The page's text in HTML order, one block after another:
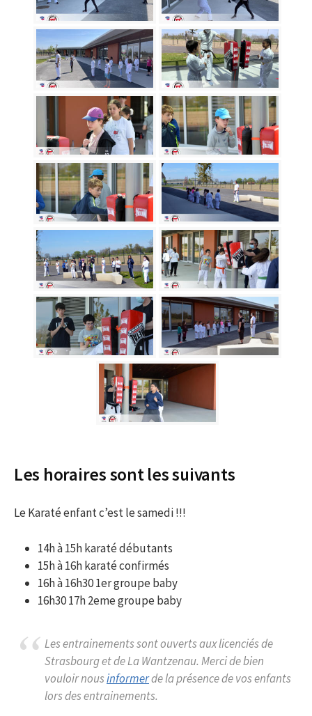
Les horaires sont les suivants
Le Karaté enfant c’est le samedi !!!
14h à 15h karaté débutants
15h à 16h karaté confirmés
16h à 16h30 1er groupe baby
16h30 17h 2eme groupe baby
Les entrainements sont ouverts aux licenciés de
Strasbourg et de La Wantzenau. Merci de bien
vouloir nousinformerde la présence de vos enfants
lors des entrainements.